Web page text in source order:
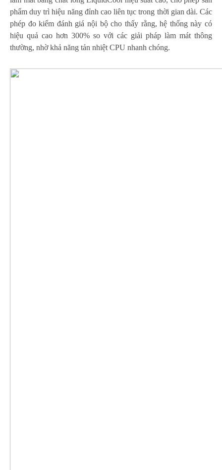
phẩm duy trì hiệu năng đỉnh cao liên tục trong thời gian dài. Các
phép đo kiểm đánh giá nội bộ cho thấy rằng, hệ thống này có
hiệu quả cao hơn 300% so với các giải pháp làm mát thông
thường, nhờ khả năng tản nhiệt CPU nhanh chóng.